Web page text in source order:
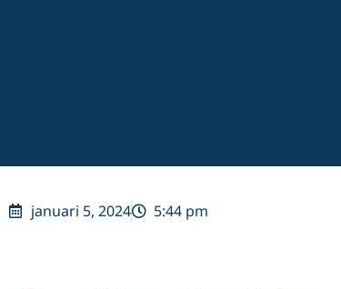
januari 5, 2024 5:44 pm